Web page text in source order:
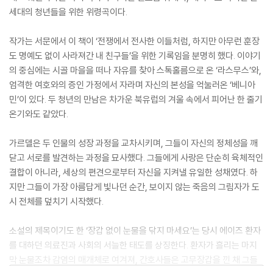
세대의 청년들을 위한 위령곡이다.
작가는 서문에서 이 책이 ‘전쟁에서 전사한 이들처럼, 하지만 아무런 훈장
도 명예도 없이 사라져간 내 친구들’을 위한 기록임을 분명히 했다. 이야기
의 중심에는 시골 마을을 떠나 자유를 찾아 스톡홀름으로 온 ‘라스무스’와,
엄격한 여호와의 증인 가정에서 자라며 자신의 본성을 억눌러온 ‘베니아
민’이 있다. 두 청년의 만남은 차가운 북유럽의 겨울 속에서 피어난 한 줄기
온기와도 같았다.
가르델은 두 인물의 성장 과정을 교차시키며, 그들이 자신의 정체성을 깨
닫고 서로를 발견하는 과정을 묘사했다. 그들에게 사랑은 단순히 육체적인
결합이 아니라, 세상의 편견으로부터 자신을 지켜낼 유일한 성채였다. 하
지만 그들이 가장 아름답게 빛나던 순간, 보이지 않는 죽음의 그림자가 도
시 전체를 덮치기 시작했다.
소설의 제목이기도 한 ‘장갑 없이 눈물을 닦지 마세요’는 당시 에이즈 환자
를 대하던 의료진과 사회의 서늘한 태도를 상징한다. 환자가 흘리는 마지
막 눈물조차 감염의 매개체로 여겨져, 간호사들은 고무장갑을 낀 채 그들